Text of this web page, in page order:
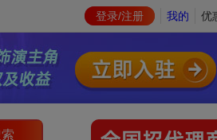
登录/注册 我的 优